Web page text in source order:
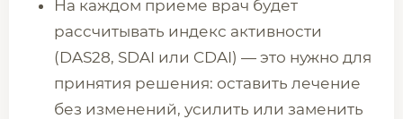
На каждом приеме врач будет
рассчитывать индекс активности
(DAS28, SDAI или CDAI) — это нужно для
принятия решения: оставить лечение
без изменений, усилить или заменить